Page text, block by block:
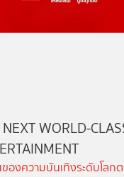
WORLD-
องความบันเทิงระดับโลก